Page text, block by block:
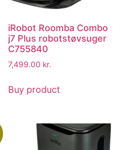
iRobot Roomba Combo
j7 Plus robotstøvsuger
C755840
7,499.00 kr.
Buy product